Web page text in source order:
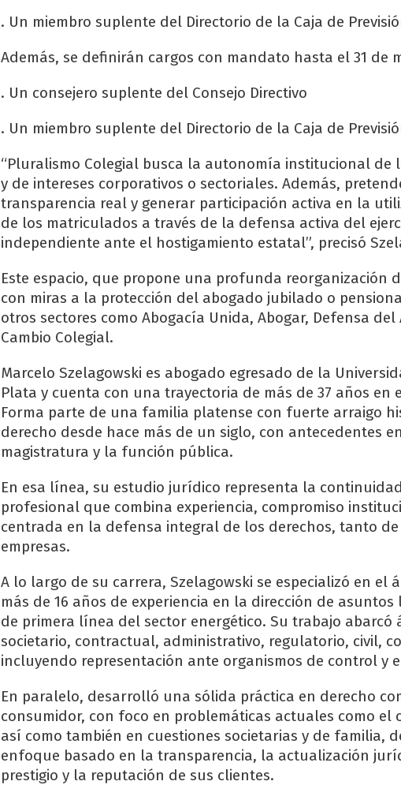
. Un miembro suplente del Directorio de la Caja de
Además, se definirán cargos con mandato hasta el 31 de
. Un consejero suplente del Consejo Directivo
. Un miembro suplente del Directorio de la Caja de
“Pluralismo Colegial busca la autonomía institucional de
y de intereses corporativos o sectoriales. Además,
transparencia real y generar participación activa en la
de los matriculados a través de la defensa activa del
independiente ante el hostigamiento estatal”, precisó
Este espacio, que propone una profunda reorganización
con miras a la protección del abogado jubilado o
otros sectores como Abogacía Unida, Abogar, Defensa del
Cambio Colegial.
Marcelo Szelagowski es abogado egresado de la
Plata y cuenta con una trayectoria de más de 37 años en
Forma parte de una familia platense con fuerte arraigo
derecho desde hace más de un siglo, con antecedentes
magistratura y la función pública.
En esa línea, su estudio jurídico representa la
profesional que combina experiencia, compromiso
centrada en la defensa integral de los derechos, tanto
empresas.
A lo largo de su carrera, Szelagowski se especializó en el
más de 16 años de experiencia en la dirección de asuntos
de primera línea del sector energético. Su trabajo abarcó
societario, contractual, administrativo, regulatorio, civil,
incluyendo representación ante organismos de control y
En paralelo, desarrolló una sólida práctica en derecho
consumidor, con foco en problemáticas actuales como el
así como también en cuestiones societarias y de familia,
enfoque basado en la transparencia, la actualización
prestigio y la reputación de sus clientes.